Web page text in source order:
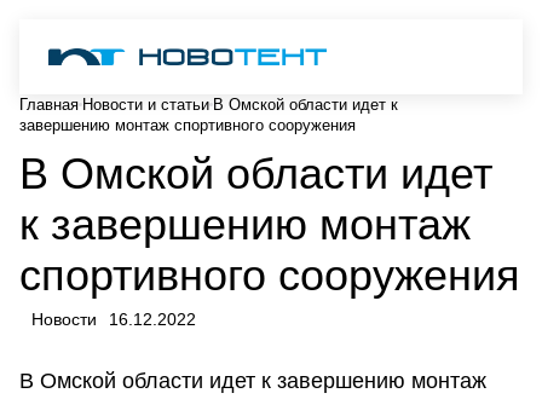
Главная Новости и статьи В Омской области идет к
завершению монтаж спортивного сооружения
В Омской области идет
к завершению монтаж
спортивного сооружения
Новости 16.12.2022
В Омской области идет к завершению монтаж